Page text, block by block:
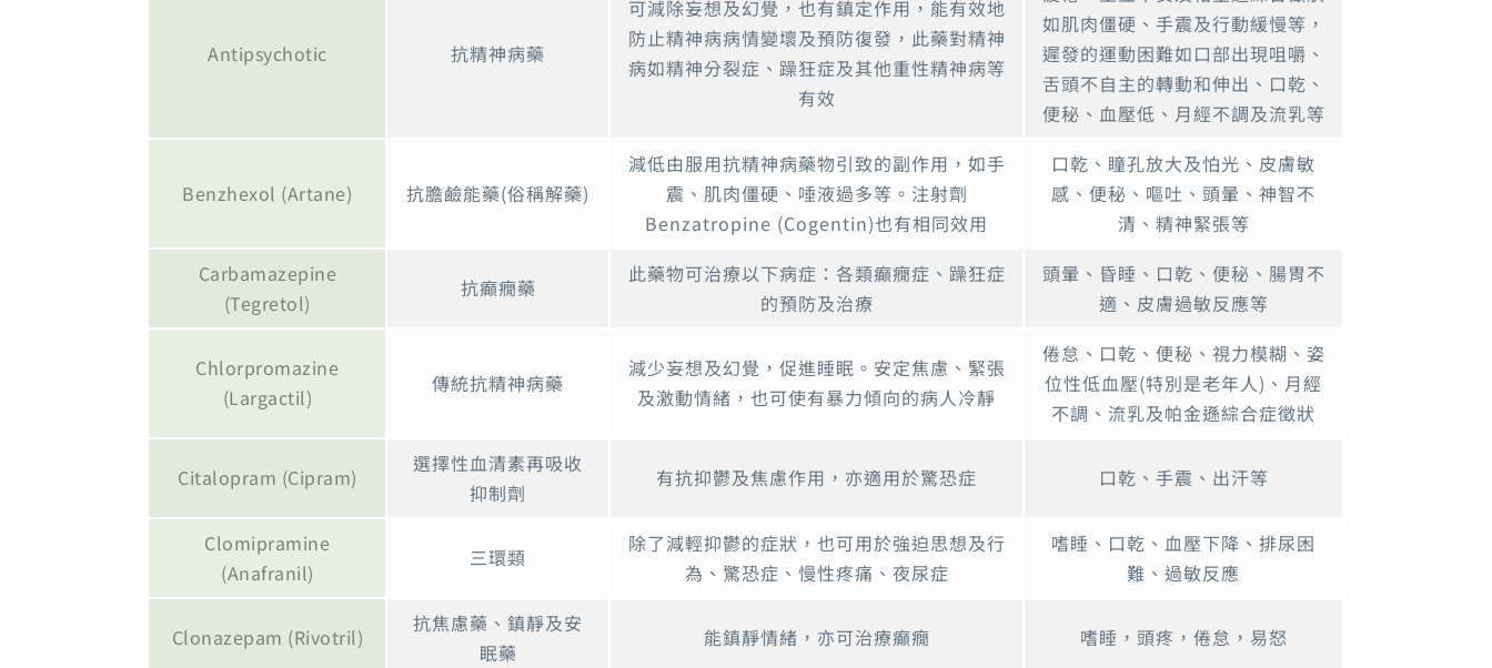
Antipsychotic 抗精神病藥
可減除妄想及幻覺，也有鎮定作用，能有效地
防止精神病病情變壞及預防復發，此藥對精神
病如精神分裂症、躁狂症及其他重性精神病等
有效
如肌肉僵硬、手震及行動緩慢等，
遲發的運動困難如口部出現咀嚼、
舌頭不自主的轉動和伸出、口乾、
便秘、血壓低、月經不調及流乳等
Benzhexol (Artane) 抗膽鹼能藥(俗稱解藥)
減低由服用抗精神病藥物引致的副作用，如手
震、肌肉僵硬、唾液過多等。注射劑
Benzatropine (Cogentin)也有相同效用
口乾、瞳孔放大及怕光、皮膚敏
感、便秘、嘔吐、頭暈、神智不
清、精神緊張等
Carbamazepine
(Tegretol)
抗癲癇藥
此藥物可治療以下病症：各類癲癇症、躁狂症
的預防及治療
頭暈、昏睡、口乾、便秘、腸胃不
適、皮膚過敏反應等
Chlorpromazine
(Largactil)
傳統抗精神病藥
減少妄想及幻覺，促進睡眠。安定焦慮、緊張
及激動情緒，也可使有暴力傾向的病人冷靜
倦怠、口乾、便秘、視力模糊、姿
位性低血壓(特別是老年人)、月經
不調、流乳及帕金遜綜合症徵狀
Citalopram (Cipram)
選擇性血清素再吸收
抑制劑
有抗抑鬱及焦慮作用，亦適用於驚恐症 口乾、手震、出汗等
Clomipramine
(Anafranil)
三環類
除了減輕抑鬱的症狀，也可用於強迫思想及行
為、驚恐症、慢性疼痛、夜尿症
嗜睡、口乾、血壓下降、排尿困
難、過敏反應
Clonazepam (Rivotril)
抗焦慮藥、鎮靜及安
眠藥
能鎮靜情緒，亦可治療癲癇 嗜睡，頭疼，倦怠，易怒